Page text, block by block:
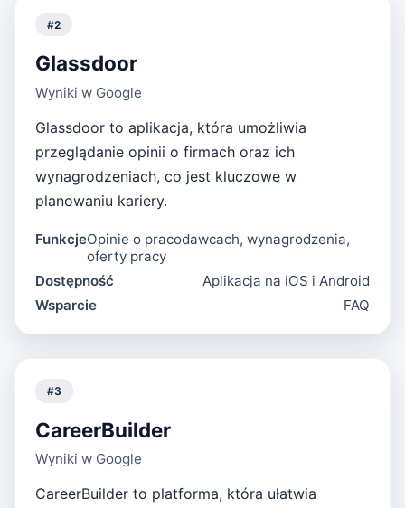
#2
Glassdoor
Wyniki w Google
Glassdoor to aplikacja, która umożliwia
przeglądanie opinii o firmach oraz ich
wynagrodzeniach, co jest kluczowe w
planowaniu kariery.
FunkcjeOpinie o pracodawcach, wynagrodzenia,
oferty pracy
Dostępność
Aplikacja na iOS i Android
Wsparcie
FAQ
#3
CareerBuilder
Wyniki w Google
CareerBuilder to platforma, która ułatwia